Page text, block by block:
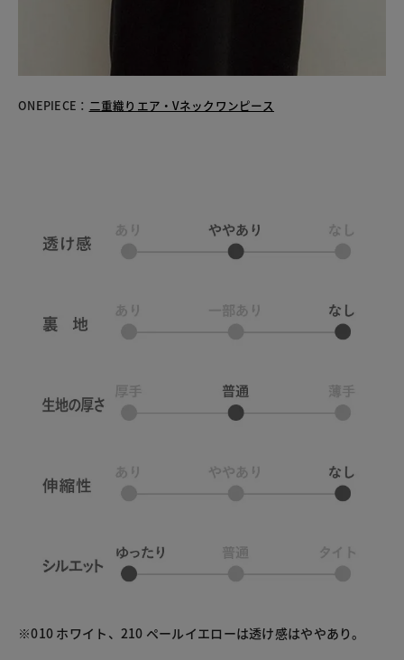
ONEPIECE： 二重織りエア・Vネックワンピース
※010 ホワイト、210 ペールイエローは透け感はややあり。